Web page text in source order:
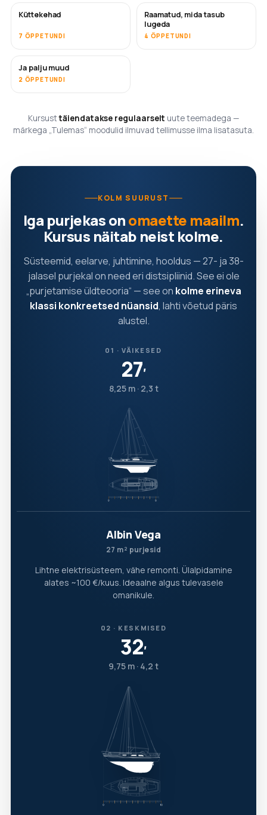
TULEMAS
Küttekehad
7 ÕPPETUNDI
TULEMAS
Raamatud, mida tasub
lugeda
4 ÕPPETUNDI
TULEMAS
Ja palju muud
2 ÕPPETUNDI
Kursusttäiendatakse regulaarselt uute teemadega —
märkega „Tulemas“ moodulid ilmuvad tellimusse ilma lisatasuta.
KOLM SUURUST
Iga purjekas onomaette maailm.
Kursus näitab neist kolme.
Süsteemid, eelarve, juhtimine, hooldus — 27- ja 38-
jalasel purjekal on need eri distsipliinid. See ei ole
„purjetamise üldteooria“ — see on kolme erineva
klassi konkreetsed nüansid, lahti võetud päris
alustel.
01 · VÄIKESED
27′
8,25 m · 2,3 t
Albin Vega
27 m² purjesid
Lihtne elektrisüsteem, vähe remonti. Ülalpidamine
alates ~100 €/kuus. Ideaalne algus tulevasele
omanikule.
02 · KESKMISED
32′
9,75 m · 4,2 t